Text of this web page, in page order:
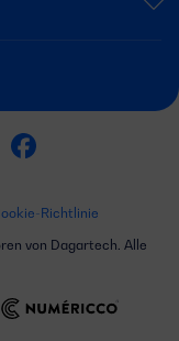
Richtlinie
von Dagartech. Alle